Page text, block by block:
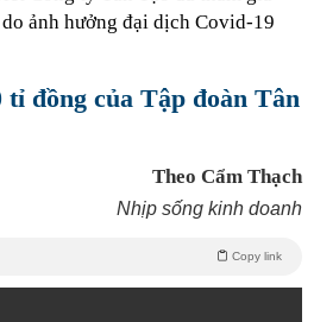
ảnh hưởng đại dịch Covid-19
đồng của Tập đoàn Tân
Theo Cẩm Thạch
Nhịp sống kinh doanh
Copy link